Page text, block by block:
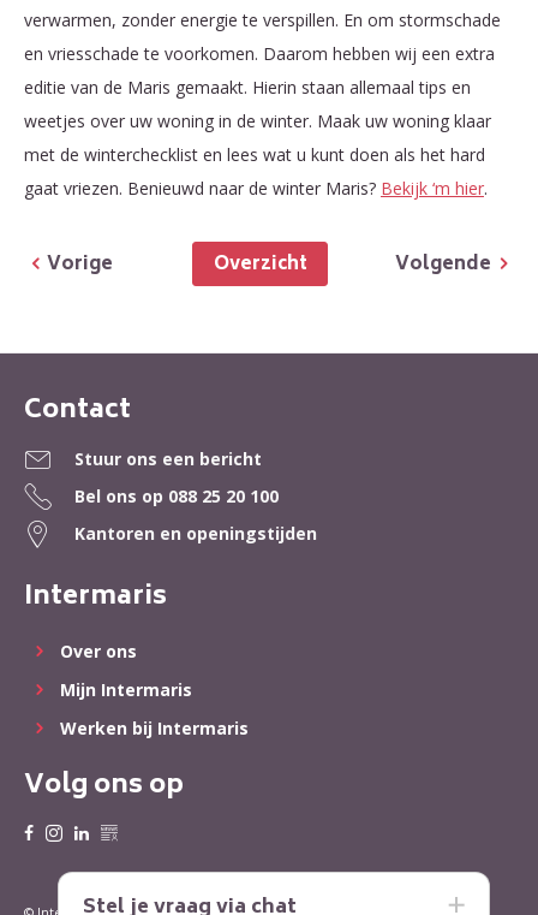
verwarmen, zonder energie te verspillen. En om stormschade
en vriesschade te voorkomen. Daarom hebben wij een extra
editie van de Maris gemaakt. Hierin staan allemaal tips en
weetjes over uw woning in de winter. Maak uw woning klaar
met de winterchecklist en lees wat u kunt doen als het hard
gaat vriezen. Benieuwd naar de winter Maris? Bekijk ‘m hier.
Volgende
Overzicht
Vorige
Contactinformatie
Contact
Stuur ons een bericht
Bel ons op 088 25 20 100
Kantoren en openingstijden
Intermaris
Over ons
Mijn Intermaris
Werken bij Intermaris
Volg ons op
Privacy Cookies
Stel je vraag via chat